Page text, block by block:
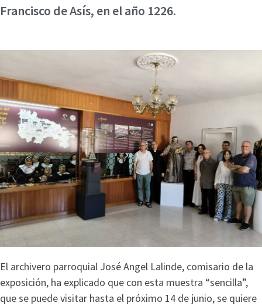
Francisco de Asís, en el año 1226.
El archivero parroquial José Angel Lalinde, comisario de la
exposición, ha explicado que con esta muestra “sencilla”,
que se puede visitar hasta el próximo 14 de junio, se quiere